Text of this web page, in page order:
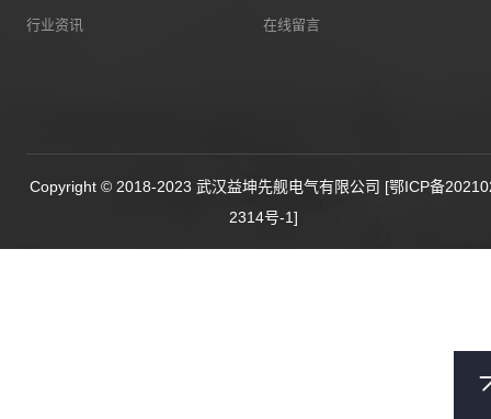
行业资讯 在线留言
Copyright © 2018-2023 武汉益坤先舰电气有限公司 [鄂ICP备
2314号-1]